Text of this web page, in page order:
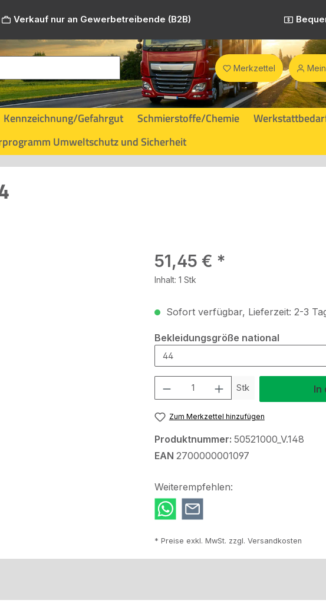
Verkauf nur an Gewerbetreibende (B2B)
Merkzettel
Kennzeichnung/Gefahrgut Schmierstoffe/Chemie
Umweltschutz und Sicherheit
Regulärer Preis:
51,45 €
Inhalt: 1 Stk
Sofort verfügbar, Lieferzeit: 2-3
Bekleidungsgröße nationalauswählen
Stk In
Zum Merkzettel hinzufügen
Produktnummer: 50521000_V.148
EAN 2700000001097
Weiterempfehlen:
* Preise exkl. MwSt. zzgl. Versandkosten